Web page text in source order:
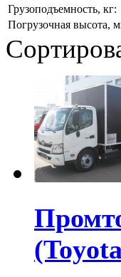
Грузоподъемность, кг:
Погрузочная высота,